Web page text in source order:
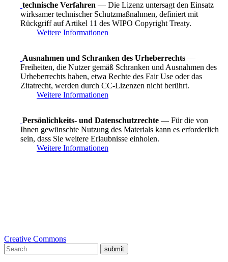
technische Verfahren — Die Lizenz untersagt den Einsatz
wirksamer technischer Schutzmaßnahmen, definiert mit
Rückgriff auf Artikel 11 des WIPO Copyright Treaty.
Weitere Informationen
Ausnahmen und Schranken des Urheberrechts —
Freiheiten, die Nutzer gemäß Schranken und Ausnahmen des
Urheberrechts haben, etwa Rechte des Fair Use oder das
Zitatrecht, werden durch CC-Lizenzen nicht berührt.
Weitere Informationen
Persönlichkeits- und Datenschutzrechte — Für die von
Ihnen gewünschte Nutzung des Materials kann es erforderlich
sein, dass Sie weitere Erlaubnisse einholen.
Weitere Informationen
Creative Commons
submit